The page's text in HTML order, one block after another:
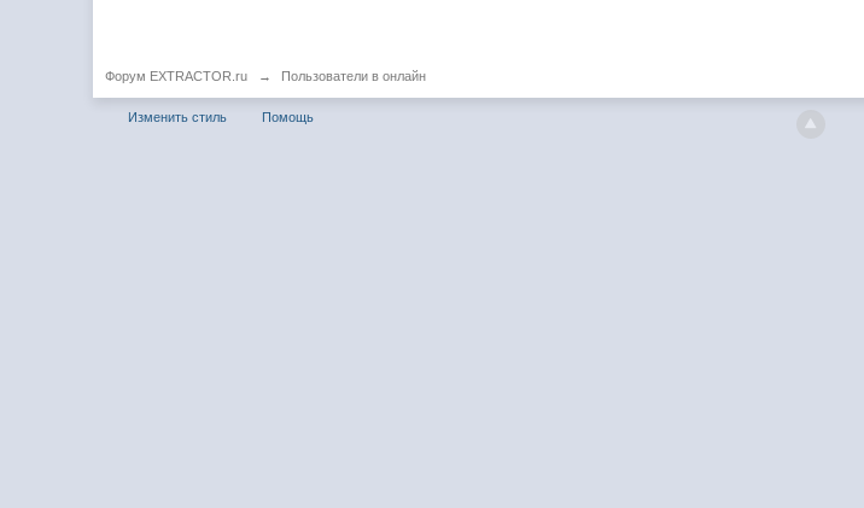
Форум EXTRACTOR.ru → Пользователи в онлайн
Изменить стиль Помощь